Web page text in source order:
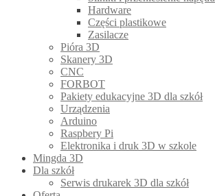
Hardware
Części plastikowe
Zasilacze
Pióra 3D
Skanery 3D
CNC
FORBOT
Pakiety edukacyjne 3D dla szkół
Urządzenia
Arduino
Raspbery Pi
Elektronika i druk 3D w szkole
Mingda 3D
Dla szkół
Serwis drukarek 3D dla szkół